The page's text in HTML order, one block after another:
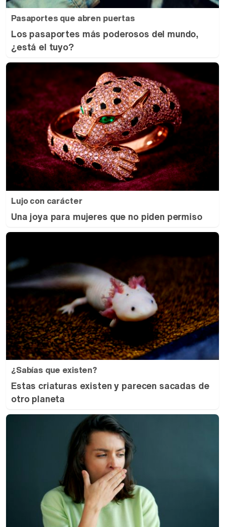
Pasaportes que abren puertas
Los pasaportes más poderosos del mundo,
¿está el tuyo?
Lujo con carácter
Una joya para mujeres que no piden permiso
¿Sabías que existen?
Estas criaturas existen y parecen sacadas de
otro planeta